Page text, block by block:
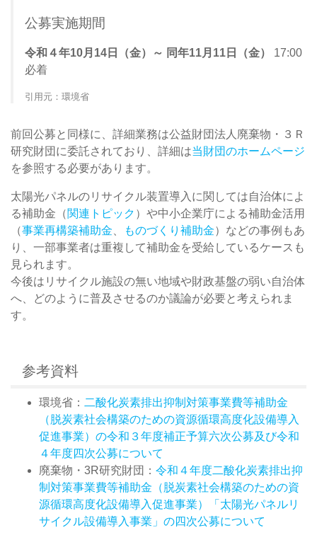
公募実施期間
令和４年10月14日（金）～ 同年11月11日（金）
17:00
必着
引用元：環境省
前回公募と同様に、詳細業務は公益財団法人廃棄物・３Ｒ
研究財団に委託されており、詳細は当財団のホームページ
を参照する必要があります。
太陽光パネルのリサイクル装置導入に関しては自治体によ
る補助金（関連トピック ）や中小企業庁による補助金活用
（事業再構築補助金 ものづくり補助金）などの事例もあ
り、一部事業者は重複して補助金を受給しているケースも
見られます。
今後はリサイクル施設の無い地域や財政基盤の弱い自治体
へ、どのように普及させるのか議論が必要と考えられま
す。
参考資料
環境省： 二酸化炭素排出抑制対策事業費等補助金
（脱炭素社会構築のための資源循環高度化設備導入
促進事業）の令和３年度補正予算六次公募及び令和
４年度四次公募について
廃棄物・3R研究財団： 令和４年度二酸化炭素排出抑
制対策事業費等補助金（脱炭素社会構築のための資
源循環高度化設備導入促進事業）「太陽光パネルリ
サイクル設備導入事業」の四次公募について